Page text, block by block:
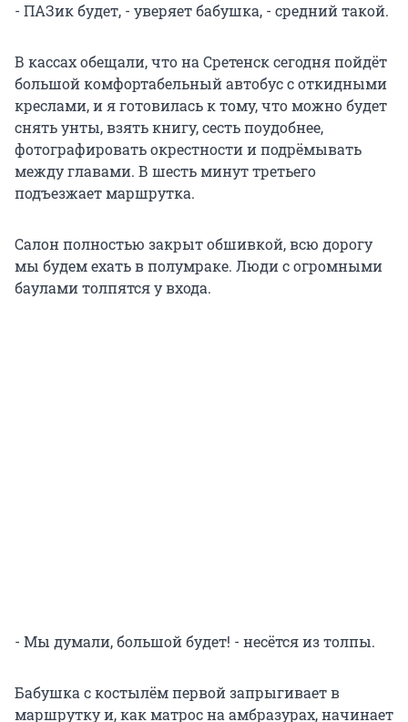
- ПАЗик будет, - уверяет бабушка, - средний такой.
В кассах обещали, что на Сретенск сегодня пойдёт
большой комфортабельный автобус с откидными
креслами, и я готовилась к тому, что можно будет
снять унты, взять книгу, сесть поудобнее,
фотографировать окрестности и подрёмывать
между главами. В шесть минут третьего
подъезжает маршрутка.
Салон полностью закрыт обшивкой, всю дорогу
мы будем ехать в полумраке. Люди с огромными
баулами толпятся у входа.
- Мы думали, большой будет! - несётся из толпы.
Бабушка с костылём первой запрыгивает в
маршрутку и, как матрос на амбразурах, начинает